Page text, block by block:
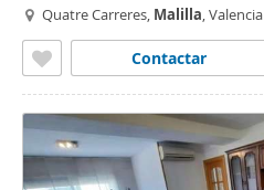
Quatre Carreres, Malilla, Valencia
Contactar